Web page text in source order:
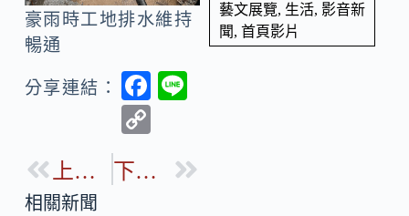
豪雨時工地排水維持
暢通
分享連結：
F
bp
上一篇 下一篇
藝文展覽, 生活, 影音新
聞, 首頁影片
相關新聞